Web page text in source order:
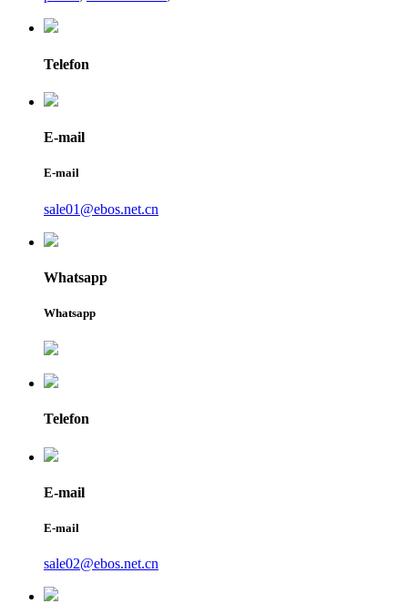
Telefon
E-mail
E-mail
sale01@ebos.net.cn
Whatsapp
Whatsapp
Telefon
E-mail
E-mail
sale02@ebos.net.cn